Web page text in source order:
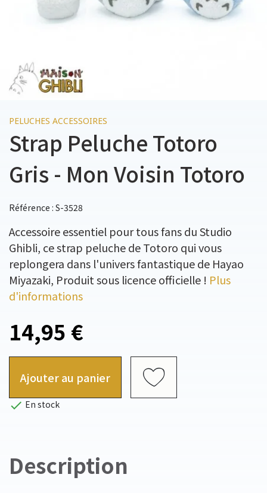
PELUCHES ACCESSOIRES
Strap Peluche Totoro
Gris - Mon Voisin Totoro
Référence : S-3528
Accessoire essentiel pour tous fans du Studio
Ghibli, ce strap peluche de Totoro qui vous
replongera dans l'univers fantastique de Hayao
Miyazaki, Produit sous licence officielle ! Plus
d'informations
14,95 €
Ajouter au panier
 En stock
Description